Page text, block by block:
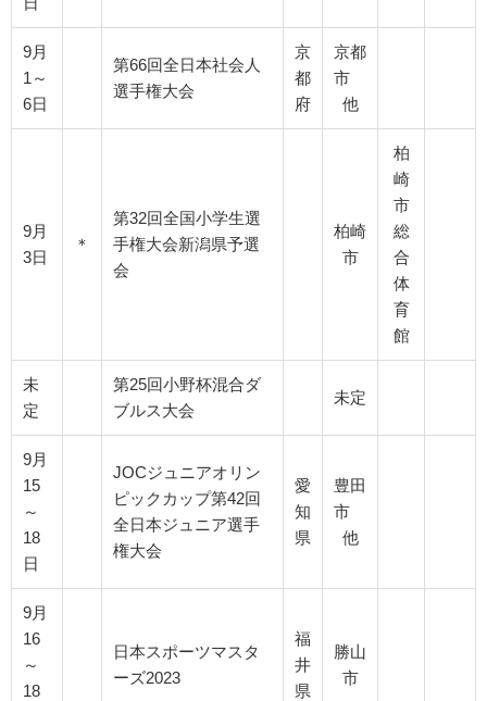
9月
1～
6日
第66回全日本社会人
選手権大会
京
都
府
京都
市
他
9月
3日
＊
第32回全国小学生選
手権大会新潟県予選
会
柏崎
市
柏
崎
市
総
合
体
育
館
未
定
第25回小野杯混合ダ
ブルス大会
未定
9月
15
～
18
日
JOCジュニアオリン
ピックカップ第42回
全日本ジュニア選手
権大会
愛
知
県
豊田
市
他
9月
16
～
18
日本スポーツマスタ
ーズ2023
福
井
県
勝山
市